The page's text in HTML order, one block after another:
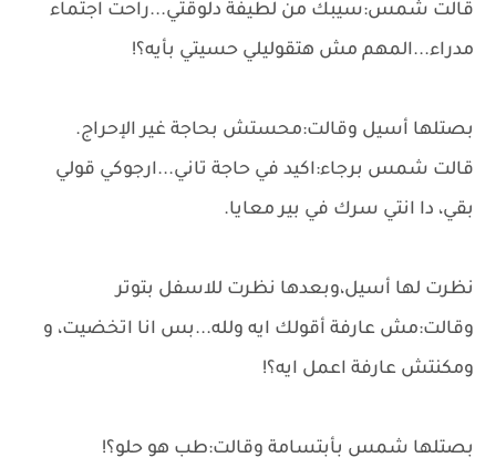
قالت شمس:سيبك من لطيفة دلوقتي...راحت اجتماء
مدراء...المهم مش هتقوليلي حسيتي بأيه؟!
بصتلها أسيل وقالت:محستش بحاجة غير الإحراج.
قالت شمس برجاء:اكيد في حاجة تاني...ارجوكي قولي
بقي، دا انتي سرك في بير معايا.
نظرت لها أسيل،وبعدها نظرت للاسفل بتوتر
وقالت:مش عارفة أقولك ايه ولله...بس انا اتخضيت، و
ومكنتش عارفة اعمل ايه؟!
بصتلها شمس بأبتسامة وقالت:طب هو حلو؟!